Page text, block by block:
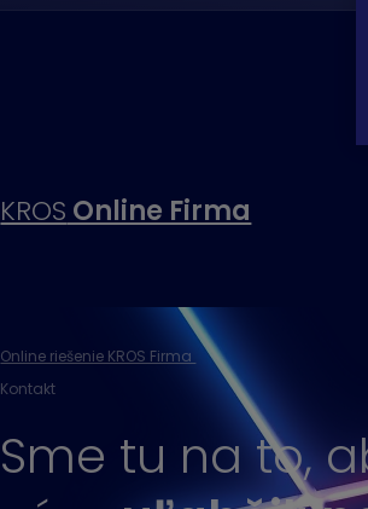
KROS Online Firma
Online riešenie KROS Firma
Kontakt
Sme tu na to,